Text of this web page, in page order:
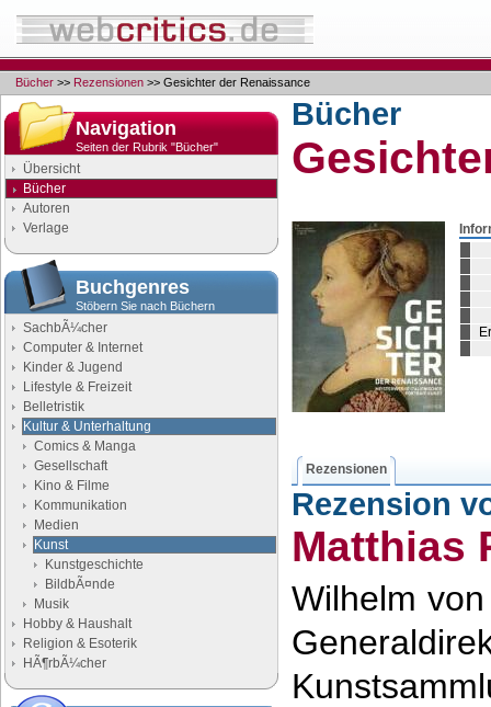
Bücher >> Rezensionen >> Gesichter der Renaissance
Navigation
Seiten der Rubrik "Bücher"
Übersicht
Bücher
Autoren
Verlage
Buchgenres
Stöbern Sie nach Büchern
SachbÃ¼cher
Computer & Internet
Kinder & Jugend
Lifestyle & Freizeit
Belletristik
Kultur & Unterhaltung
Comics & Manga
Gesellschaft
Kino & Filme
Kommunikation
Medien
Kunst
Kunstgeschichte
BildbÃ¤nde
Musik
Hobby & Haushalt
Religion & Esoterik
HÃ¶rbÃ¼cher
Bücher
Rezensionen
Rezension
Matthias
Wilhelm